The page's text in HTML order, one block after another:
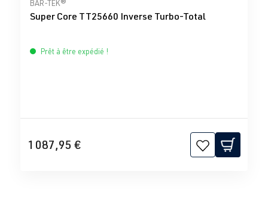
BAR-TEK®
Super Core TT25660 Inverse Turbo-Total
Prêt à être expédié !
1 087,95 €